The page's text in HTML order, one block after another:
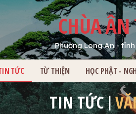
CHÙA ÂN
Phường Long An -
TỨC TỪ THIỆN HỌC PHẬT -
TIN TỨC